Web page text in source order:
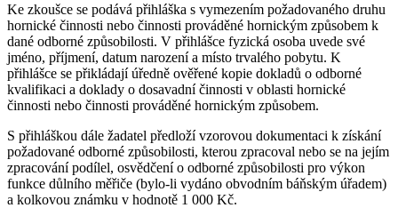
Ke zkoušce se podává přihláška s vymezením požadovaného druhu
hornické činnosti nebo činnosti prováděné hornickým způsobem k
dané odborné způsobilosti. V přihlášce fyzická osoba uvede své
jméno, příjmení, datum narození a místo trvalého pobytu. K
přihlášce se přikládají úředně ověřené kopie dokladů o odborné
kvalifikaci a doklady o dosavadní činnosti v oblasti hornické
činnosti nebo činnosti prováděné hornickým způsobem.
S přihláškou dále žadatel předloží vzorovou dokumentaci k získání
požadované odborné způsobilosti, kterou zpracoval nebo se na jejím
zpracování podílel, osvědčení o odborné způsobilosti pro výkon
funkce důlního měřiče (bylo-li vydáno obvodním báňským úřadem)
a kolkovou známku v hodnotě 1 000 Kč.